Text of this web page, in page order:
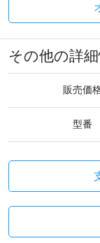
その他の詳
販売価
型番